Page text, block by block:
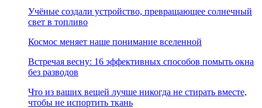
Учёные создали устройство, превращающее солнечный
свет в топливо
Космос меняет наше понимание вселенной
Встречая весну: 16 эффективных способов помыть окна
без разводов
Что из ваших вещей лучше никогда не стирать вместе,
чтобы не испортить ткань